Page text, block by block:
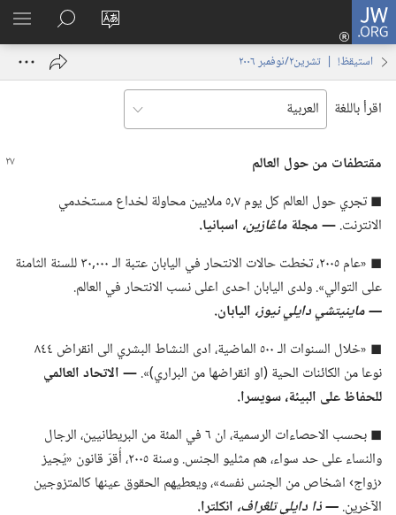
JW.ORG
تغيير
الموقع
تسجيل
الدخول
نافذة
البحث
في
JW.‎ORG
استيقظ‏!‏ | ‏‎تشرين٢/نوفمبر‏ ‏‎٢٠٠٦‏
اقرأ باللغة
مقتطفات من حول العالم
◼ تجري حول العالم كل يوم ٧‏,٥ ملايين محاولة لخداع مستخدمي
الانترنت.‏‏—‏ مجلةماڠازين،‏ اسبانيا.‏
◼ «عام ٢٠٠٥،‏ تخطت حالات الانتحار في اليابان عتبة الـ‍ ٠٠٠‏,٣٠ للسنة الثامنة
على التوالي».‏ ولدى اليابان احدى اعلى نسب الانتحار في العالم.‏
—‏ ماينيتشي دايلي نيوز،‏ اليابان.‏
◼ «خلال السنوات الـ‍ ٥٠٠ الماضية،‏ ادى النشاط البشري الى انقراض ٨٤٤
نوعا من الكائنات الحية (‏او انقراضها من البراري)‏».‏‏—‏ الاتحاد العالمي
للحفاظ على البيئة،‏ سويسرا.‏
◼ بحسب الاحصاءات الرسمية،‏ ان ٦ في المئة من البريطانيين،‏ الرجال
والنساء على حد سواء،‏ هم مثليو الجنس.‏ وسنة ٢٠٠٥،‏ أُقرّ قانون «يُجيز
‹زواج› اشخاص من الجنس نفسه»،‏ ويعطيهم الحقوق عينها كالمتزوجين
الآخرين.‏‏—‏ ذا دايلي تلڠراف،‏ انكلترا.‏